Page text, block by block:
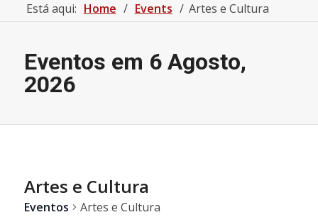
Está aqui: Home / Events / Artes e Cultura
Eventos em 6 Agosto,
2026
Artes e Cultura
Eventos Artes e Cultura